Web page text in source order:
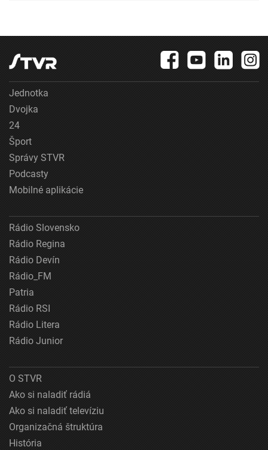
Jednotka
Dvojka
24
Šport
Správy STVR
Podcasty
Mobilné aplikácie
Rádio Slovensko
Rádio Regina
Rádio Devín
Rádio_FM
Patria
Rádio RSI
Rádio Litera
Rádio Junior
O STVR
Ako si naladiť rádiá
Ako si naladiť televíziu
Organizačná štruktúra
História